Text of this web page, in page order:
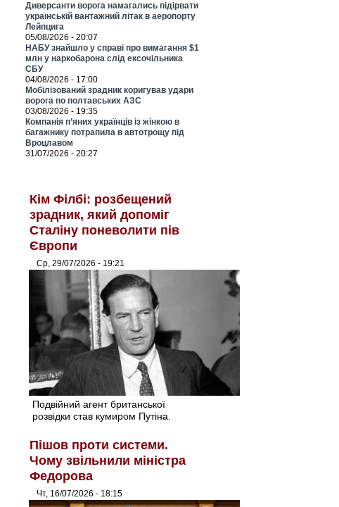
Диверсанти ворога намагались підірвати
українській вантажний літак в аеропорту
Лейпцига
05/08/2026 - 20:07
НАБУ знайшло у справі про вимагання $1
млн у наркобарона слід ексочільника
СБУ
04/08/2026 - 17:00
Мобілізований зрадник коригував удари
ворога по полтавських АЗС
03/08/2026 - 19:35
Компанія п’яних українців із жінкою в
багажнику потрапила в автотрощу під
Вроцлавом
31/07/2026 - 20:27
Кім Філбі: розбещений
зрадник, який допоміг
Сталіну поневолити пів
Європи
Ср, 29/07/2026 - 19:21
Подвійний агент британської
розвідки став кумиром Путіна.
Пішов проти системи.
Чому звільнили міністра
Федорова
Чт, 16/07/2026 - 18:15